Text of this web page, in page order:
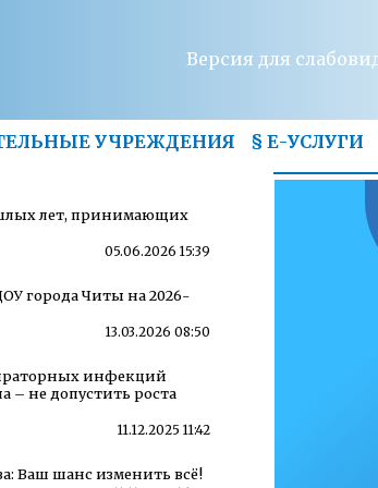
Версия для
УЧРЕЖДЕНИЯ § Е-УСЛУГИ
лет, принимающих
05.06.2026 15:39
города Читы на 2026-
13.03.2026 08:50
инфекций
– не допустить роста
11.12.2025 11:42
Ваш шанс изменить всё!